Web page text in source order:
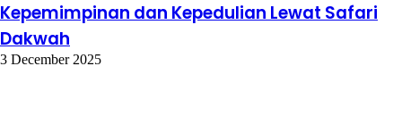
Kepemimpinan dan Kepedulian Lewat Safari
Dakwah
3 December 2025